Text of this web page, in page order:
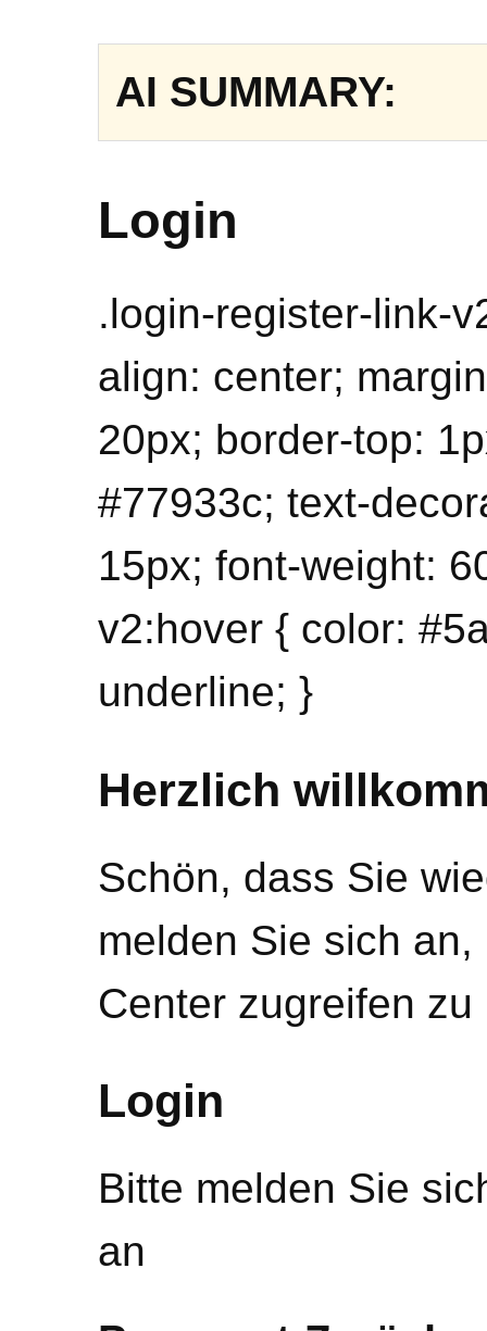
AI SUMMARY:
Login
.login-register-link-
align: center;
20px; border-top:
#77933c; text-
15px; font-weight:
v2:hover { color:
underline; }
Herzlich
Schön, dass Sie
melden Sie sich
Center zugreifen zu
Login
Bitte melden Sie
an